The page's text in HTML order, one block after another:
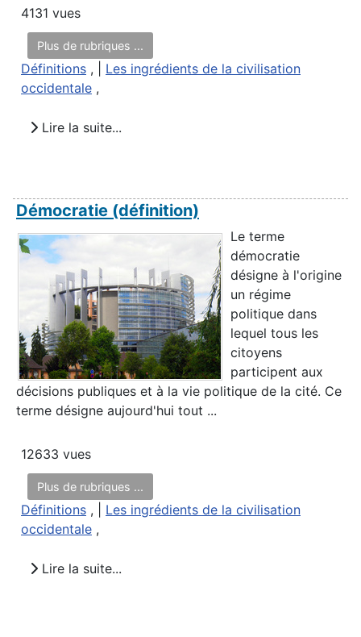
4131 vues
Plus de rubriques ...
Définitions , | Les ingrédients de la civilisation
occidentale ,
Lire la suite...
Démocratie (définition)
Le terme
démocratie
désigne à l'origine
un régime
politique dans
lequel tous les
citoyens
participent aux
décisions publiques et à la vie politique de la cité. Ce
terme désigne aujourd'hui tout ...
12633 vues
Plus de rubriques ...
Définitions , | Les ingrédients de la civilisation
occidentale ,
Lire la suite...